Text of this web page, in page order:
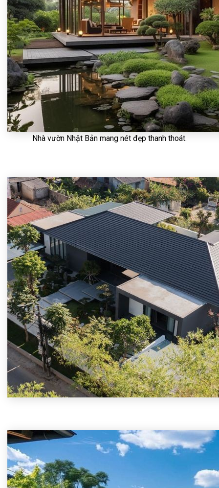
Nhà vườn Nhật Bản mang nét đẹp thanh thoát.